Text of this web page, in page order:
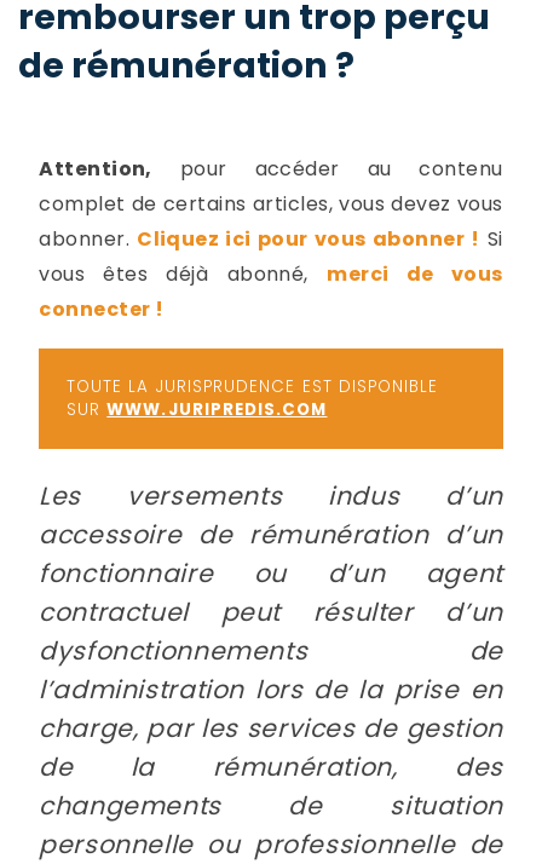
rembourser un trop perçu
de rémunération ?
Attention, pour accéder au contenu
complet de certains articles, vous devez vous
abonner. Cliquez ici pour vous abonner ! Si
vous êtes déjà abonné, merci de vous
connecter !
TOUTE LA JURISPRUDENCE EST DISPONIBLE
SURWWW.JURIPREDIS.COM
Les versements indus d’un
accessoire de rémunération d’un
fonctionnaire ou d’un agent
contractuel peut résulter d’un
dysfonctionnements de
l’administration lors de la prise en
charge, par les services de gestion
de la rémunération, des
changements de situation
personnelle ou professionnelle de